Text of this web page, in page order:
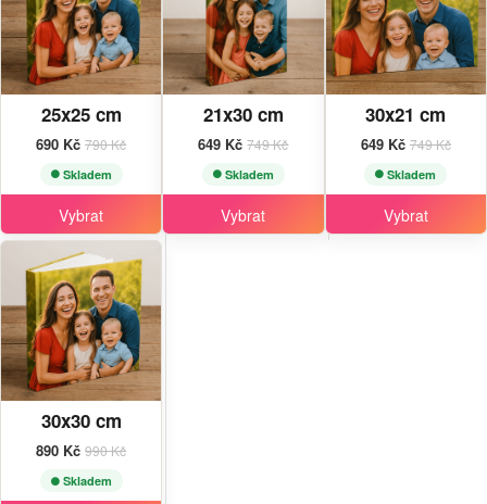
25x25 cm
690 Kč790 Kč
Skladem
Vybrat
30x30 cm
890 Kč990 Kč
Skladem
21x30 cm
649 Kč749 Kč
Skladem
Vybrat
30x21 cm
649 Kč 749 Kč
Skladem
Vybrat